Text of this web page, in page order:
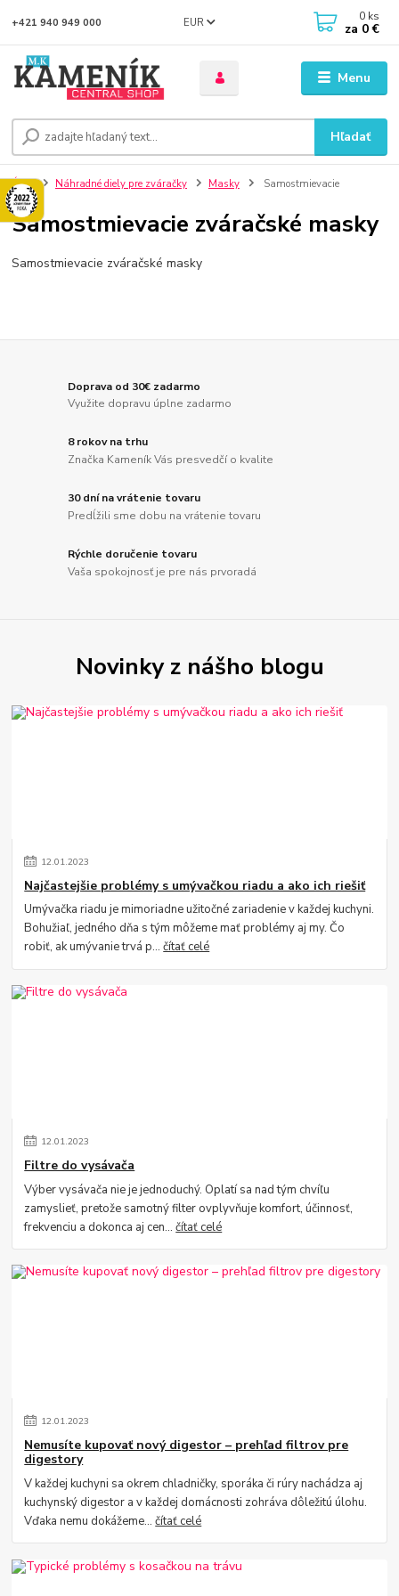
Menu
EUR
Hľadať
+421 940 949 000 0 ks
za 0 €
Úvod Náhradné diely pre zváračky Masky Samostmievacie
Samostmievacie zváračské masky
Samostmievacie zváračské masky
Doprava od 30€ zadarmo
Využite dopravu úplne zadarmo
8 rokov na trhu
Značka Kameník Vás presvedčí o kvalite
30 dní na vrátenie tovaru
Predĺžili sme dobu na vrátenie tovaru
Rýchle doručenie tovaru
Vaša spokojnosť je pre nás prvoradá
Novinky z nášho blogu
12.01.2023
Najčastejšie problémy s umývačkou riadu a ako ich riešiť
Umývačka riadu je mimoriadne užitočné zariadenie v každej kuchyni.
Bohužiaľ, jedného dňa s tým môžeme mať problémy aj my. Čo
robiť, ak umývanie trvá p...čítať celé
12.01.2023
Filtre do vysávača
Výber vysávača nie je jednoduchý. Oplatí sa nad tým chvíľu
zamyslieť, pretože samotný filter ovplyvňuje komfort, účinnosť,
frekvenciu a dokonca aj cen...čítať celé
12.01.2023
Nemusíte kupovať nový digestor – prehľad filtrov pre
digestory
V každej kuchyni sa okrem chladničky, sporáka či rúry nachádza aj
kuchynský digestor a v každej domácnosti zohráva dôležitú úlohu.
Vďaka nemu dokážeme...čítať celé